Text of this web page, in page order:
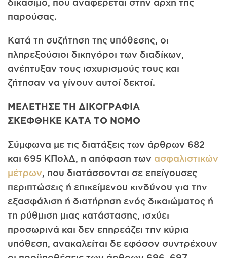
παρούσας.
Κατά τη συζήτηση της υπόθεσης, οι
πληρεξούσιοι δικηγόροι των διαδίκων,
ανέπτυξαν τους ισχυρισμούς τους και
ζήτησαν να γί­νουν αυτοί δεκτοί.
ΜΕΛΕΤΗΣΕ ΤΗ ΔΙΚΟΓΡΑΦΙΑ
ΣΚΕΦΘΗΚΕ ΚΑΤΑ ΤΟ ΝΟΜΟ
Σύμφωνα με τις διατάξεις των άρθρων 682
και 695 ΚΠολΔ, η απόφαση των ασφαλιστικών
μέτρων, που διατάσσονται σε επείγου­σες
περιπτώσεις ή επικείμενου κινδύνου για την
εξασφάλιση ή δια­τήρηση ενός δικαιώματος ή
τη ρύθμιση μιας κατάστασης, ισχύει
προσωρινά και δεν επηρεάζει την κύρια
υπόθεση, ανακαλείται δε εφόσον συντρέχουν